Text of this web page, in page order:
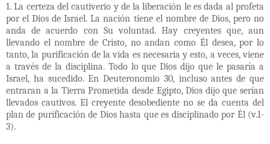
1. La certeza del cautiverio y de la liberación le es dada al profeta
por el Dios de Israel. La nación tiene el nombre de Dios, pero no
anda de acuerdo con Su voluntad. Hay creyentes que, aun
llevando el nombre de Cristo, no andan como Él desea, por lo
tanto, la purificación de la vida es necesaria y esto, a veces, viene
a través de la disciplina. Todo lo que Dios dijo que le pasaría a
Israel, ha sucedido. En Deuteronomio 30, incluso antes de que
entraran a la Tierra Prometida desde Egipto, Dios dijo que serían
llevados cautivos. El creyente desobediente no se da cuenta del
plan de purificación de Dios hasta que es disciplinado por Él (v.1-
3).